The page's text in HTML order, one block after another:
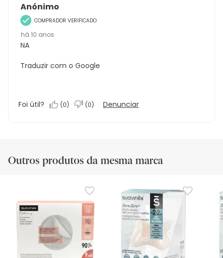
Anónimo
COMPRADOR VERIFICADO
há 10 anos
NA
Traduzir com o Google
Foi útil? (0) (0) Denunciar
Outros produtos da mesma marca